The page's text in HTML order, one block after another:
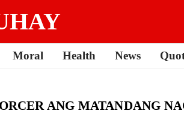
Moral Health News
ANG MATANDANG